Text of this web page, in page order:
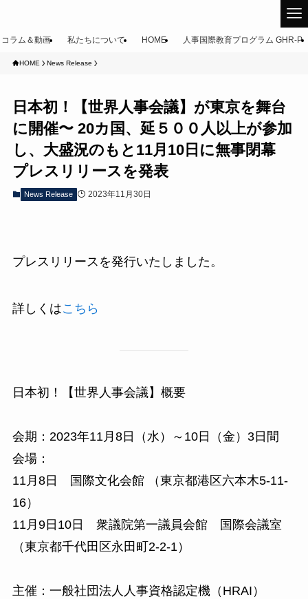
コラム＆動画 私たちについて HOME 人事国際教育プログラム GHR-P
HOME News Release
日本初！【世界人事会議】が東京を舞台
に開催〜 20カ国、延５００人以上が参加
し、大盛況のもと11月10日に無事閉幕
プレスリリースを発表
News Release 2023年11月30日
プレスリリースを発行いたしました。
詳しくはこちら
日本初！【世界人事会議】概要
会期：2023年11月8日（水）～10日（金）3日間
会場：
11月8日 国際文化会館 （東京都港区六本木5-11-
16）
11月9日10日 衆議院第一議員会館 国際会議室
（東京都千代田区永田町2-2-1）
主催：一般社団法人人事資格認定機（HRAI）